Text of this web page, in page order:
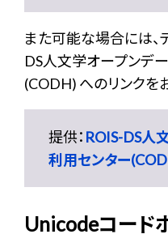
また可能な場合には、
DS人文学オープンデ
(CODH) へのリンクを
提供： ROIS-DS人
利用センター
Unicodeコード